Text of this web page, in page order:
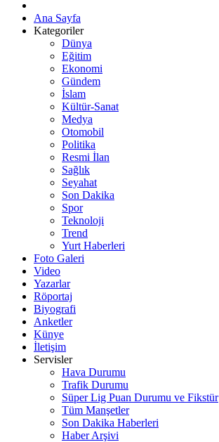
Ana Sayfa
Kategoriler
Dünya
Eğitim
Ekonomi
Gündem
İslam
Kültür-Sanat
Medya
Otomobil
Politika
Resmi İlan
Sağlık
Seyahat
Son Dakika
Spor
Teknoloji
Trend
Yurt Haberleri
Foto Galeri
Video
Yazarlar
Röportaj
Biyografi
Anketler
Künye
İletişim
Servisler
Hava Durumu
Trafik Durumu
Süper Lig Puan Durumu ve Fikstür
Tüm Manşetler
Son Dakika Haberleri
Haber Arşivi